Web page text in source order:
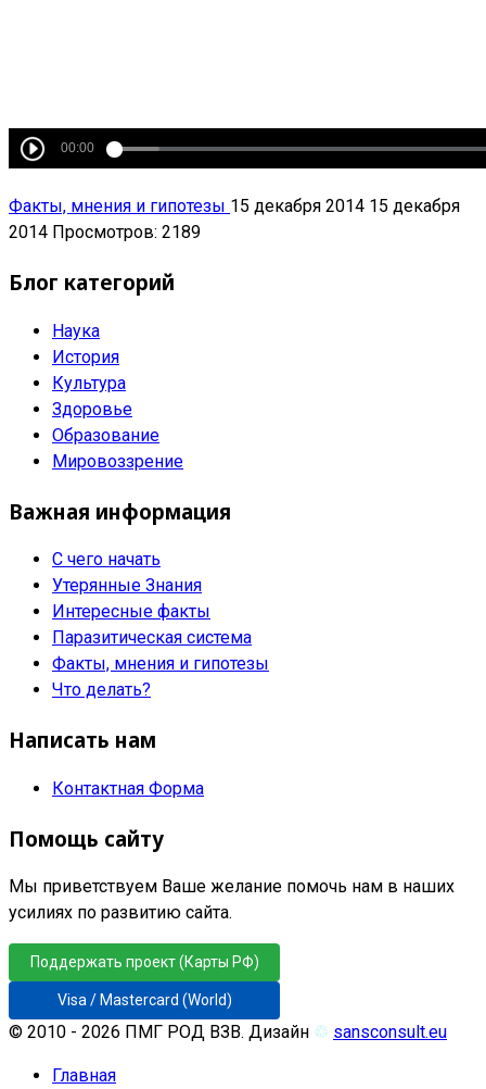
Факты, мнения и гипотезы 15 декабря 2014 15 декабря
2014 Просмотров: 2189
Блог категорий
Наука
История
Культура
Здоровье
Образование
Мировоззрение
Важная информация
С чего начать
Утерянные Знания
Интересные факты
Паразитическая система
Факты, мнения и гипотезы
Что делать?
Написать нам
Контактная Форма
Помощь сайту
Мы приветствуем Ваше желание помочь нам в наших
усилиях по развитию сайта.
Поддержать проект (Карты РФ)
Visa / Mastercard (World)
© 2010 - 2026 ПМГ РОД ВЗВ. Дизайн ♲ sansconsult.eu
Главная